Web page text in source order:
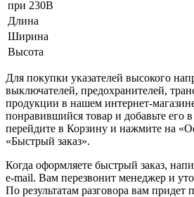
при 230В
Длина
Ширина
Высота
Для покупки указателей высокого
выключателей, предохранителей,
продукции в нашем интернет-
понравившийся товар и добавьте его
перейдите в Корзину и нажмите на
«Быстрый заказ».
Когда оформляете быстрый заказ,
e-mail. Вам перезвонит менеджер и
По результатам разговора вам придет